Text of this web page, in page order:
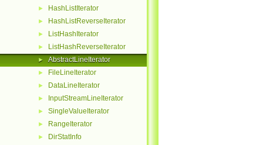
► HashListIterator
► HashListReverseIterator
► ListHashIterator
► ListHashReverseIterator
► AbstractLineIterator
► FileLineIterator
► DataLineIterator
► InputStreamLineIterator
► SingleValueIterator
► RangeIterator
► DirStatInfo